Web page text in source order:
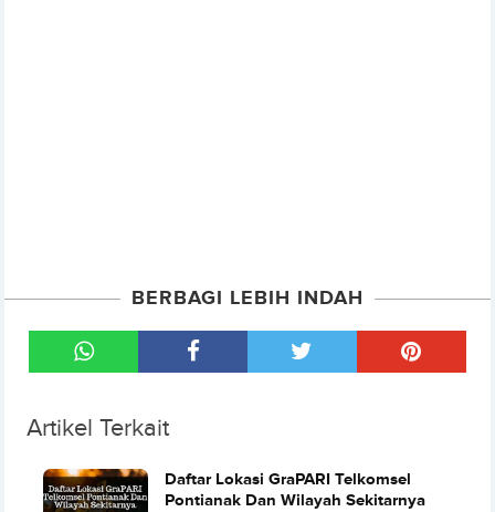
BERBAGI LEBIH INDAH
Artikel Terkait
Daftar Lokasi GraPARI Telkomsel
Pontianak Dan Wilayah Sekitarnya